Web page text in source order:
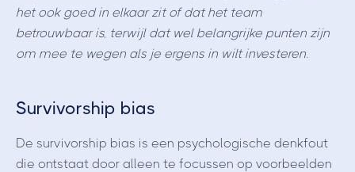
het ook goed in elkaar zit of dat het team
betrouwbaar is, terwijl dat wel belangrijke punten zijn
om mee te wegen als je ergens in wilt investeren.
Survivorship bias
De survivorship bias is een psychologische denkfout
die ontstaat door alleen te focussen op voorbeelden